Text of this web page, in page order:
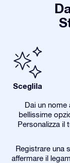
Sceglila
Dai un nome
bellissime
Personalizza il
Registrare una
affermare il